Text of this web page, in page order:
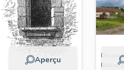
Aperçu
Dossier
Réalisé